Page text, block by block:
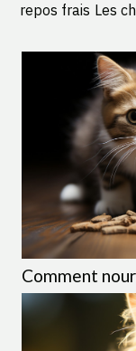
repos frais Les
Néanmoins, vu...
Comment